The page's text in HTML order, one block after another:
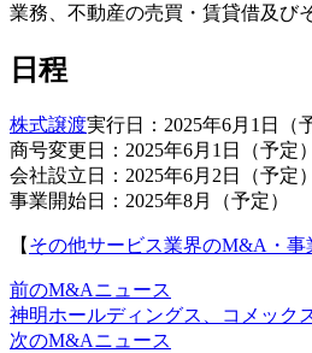
業務、不動産の売買・賃貸借及び
日程
株式譲渡実行日：2025年6月1日（
商号変更日：2025年6月1日（予定）
会社設立日：2025年6月2日（予定）
事業開始日：2025年8月（予定）
【 その他サービス業界のM&A・事
前のM&Aニュース
神明ホールディングス、コメック
次のM&Aニュース